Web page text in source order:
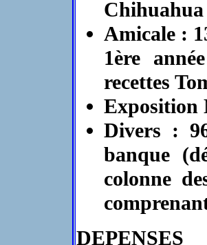
Chihuahua
Amicale :
1ère
recettes
Exposition
Divers :
banque
colonne
DEPENSES